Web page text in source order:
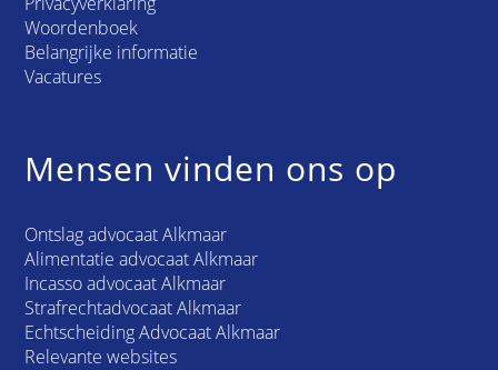
Woordenboek
Belangrijke informatie
Vacatures
Mensen vinden ons op
Ontslag advocaat Alkmaar
Alimentatie advocaat Alkmaar
Incasso advocaat Alkmaar
Strafrechtadvocaat Alkmaar
Echtscheiding Advocaat Alkmaar
Relevante websites